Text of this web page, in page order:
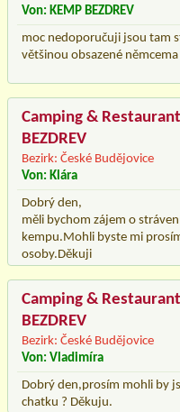
Von: KEMP BEZDREV
moc nedoporučuji jsou tam
většinou obsazené
Camping & Restaurant
BEZDREV
Bezirk: České Budějovice
Von: Klára
Dobrý den,
měli bychom zájem o
kempu.Mohli byste mi
osoby.Děkuji
Camping & Restaurant
BEZDREV
Bezirk: České Budějovice
Von: Vladimíra
Dobrý den,prosím mohli by
chatku ? Děkuju.